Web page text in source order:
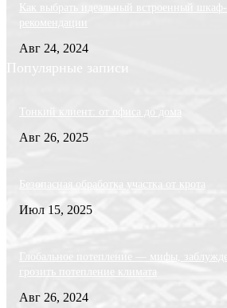
Как выбрать идеальный встроенный
рекомендации
Авг 24, 2024
Популярные записи
Тонкий клиент: от офиса до дома
Авг 26, 2025
Безопасная обработка участка от крота
Июл 15, 2025
Глобальное потепление — мифы,
грозить потепление климата
Авг 26, 2024